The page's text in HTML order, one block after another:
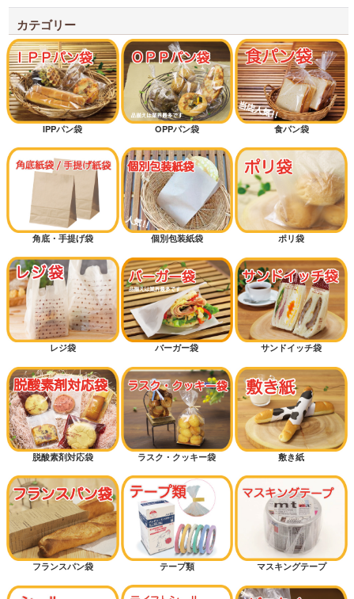
ワックスペーパー
耐油紙袋商品
シンプルテイスト
クラフトテイスト
オススメ差別化アイテム
低コストタイプ
底マチ付きパン袋
横マチ付きパン袋
カッコイイ
カワイイ
ギフトラッピング
ハロウィン
クリスマス
おむつ袋・防臭袋
メロンパン
ドッグパン
菓子パン（保湿が必要なパン）
カテゴリー
IPPパン袋 OPPパン袋 食パン袋
角底・手提げ袋 個別包装紙袋 ポリ袋
レジ袋 バーガー袋 サンドイッチ袋
脱酸素剤対応袋 ラスク・クッキー袋 敷き紙
フランスパン袋 テープ類 マスキングテープ